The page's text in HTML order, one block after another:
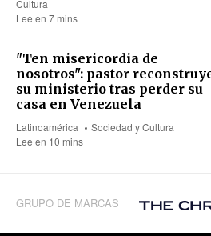
Cultura
Lee en 7 mins
"Ten misericordia de
nosotros": pastor
su ministerio tras perder su
casa en Venezuela
Latinoamérica
Sociedad y Cultura
Lee en 10 mins
GRUPO DE MARCAS